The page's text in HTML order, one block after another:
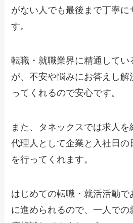
がない人でも最後まで丁寧に
す。
転職・就職業界に精通してい
が、不安や悩みにお答えし解
ってくれるので安心です。
また、タネックスでは求人を
代理人として企業と入社日
を行ってくれます。
はじめての転職・就活活動
に進められるので、一人での